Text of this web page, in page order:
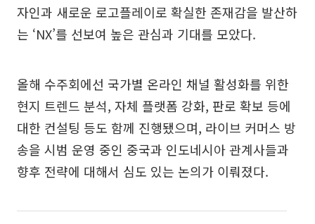
자인과 새로운 로고플레이로 확실한 존재감을 발산하
는 ‘NX’를 선보여 높은 관심과 기대를 모았다.
올해 수주회에선 국가별 온라인 채널 활성화를 위한
현지 트렌드 분석, 자체 플랫폼 강화, 판로 확보 등에
대한 컨설팅 등도 함께 진행됐으며, 라이브 커머스 방
송을 시범 운영 중인 중국과 인도네시아 관계사들과
향후 전략에 대해서 심도 있는 논의가 이뤄졌다.